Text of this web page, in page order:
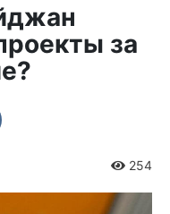
за
254